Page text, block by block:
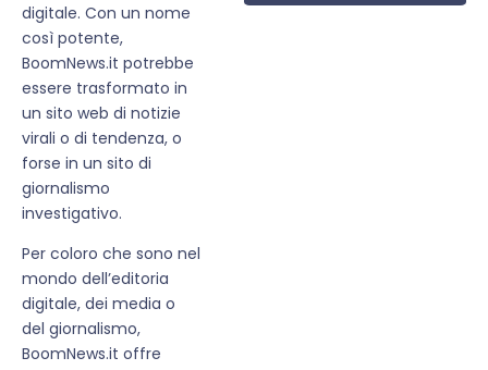
digitale. Con un nome
così potente,
BoomNews.it potrebbe
essere trasformato in
un sito web di notizie
virali o di tendenza, o
forse in un sito di
giornalismo
investigativo.
Per coloro che sono nel
mondo dell’editoria
digitale, dei media o
del giornalismo,
BoomNews.it offre